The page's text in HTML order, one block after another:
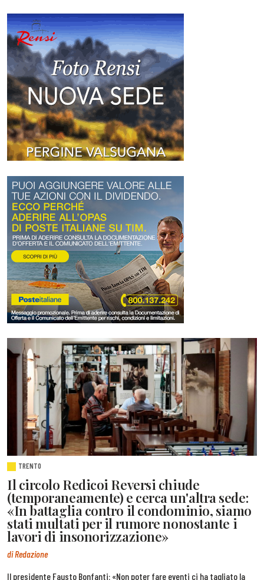
TRENTO
Il circolo Redicoi Reversi chiude
(temporaneamente) e cerca un'altra sede:
«In battaglia contro il condominio, siamo
stati multati per il rumore nonostante i
lavori di insonorizzazione»
di Redazione
Il presidente Fausto Bonfanti: «Non poter fare eventi ci ha tagliato la